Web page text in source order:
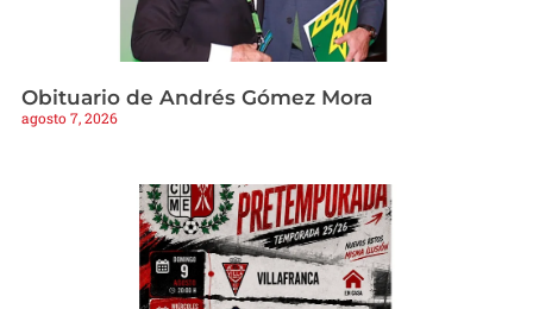
Obituario de Andrés Gómez Mora
agosto 7, 2026